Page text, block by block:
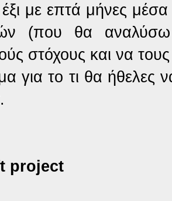
με επτά μήνες
(που θα
στόχους και να
για το τι θα ήθελες
project